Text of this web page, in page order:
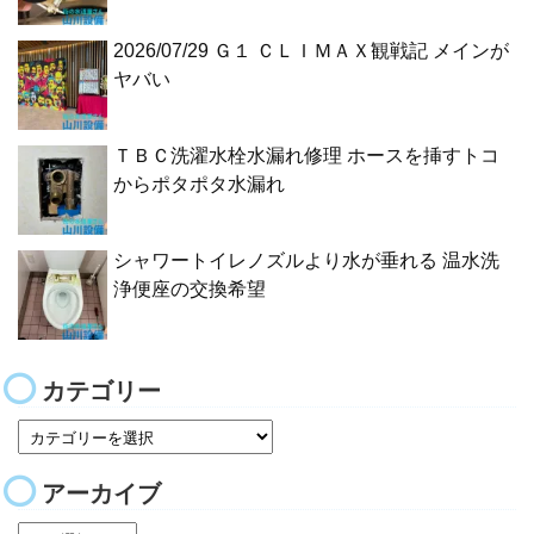
2026/07/29 Ｇ１ ＣＬＩＭＡＸ観戦記 メインが
ヤバい
ＴＢＣ洗濯水栓水漏れ修理 ホースを挿すトコ
からポタポタ水漏れ
シャワートイレノズルより水が垂れる 温水洗
浄便座の交換希望
カテゴリー
アーカイブ